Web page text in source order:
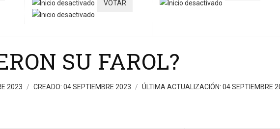
vote
SU FAROL?
2023 CREADO: 04 SEPTIEMBRE 2023 ÚLTIMA ACTUALIZACIÓN: 04 SEPTIEMBRE